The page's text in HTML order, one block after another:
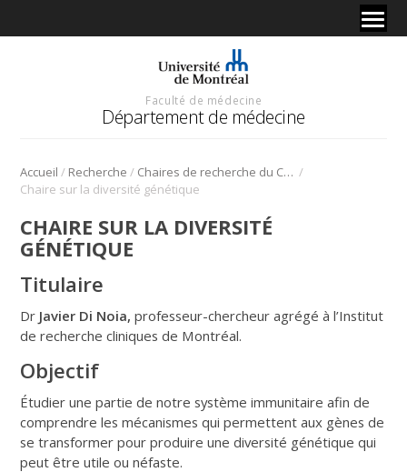
Faculté de médecine
Département de médecine
Accueil / Recherche / Chaires de recherche du Canada /
Chaire sur la diversité génétique
CHAIRE SUR LA DIVERSITÉ
GÉNÉTIQUE
Titulaire
Dr Javier Di Noia,professeur-chercheur agrégé à l’Institut
de recherche cliniques de Montréal.
Objectif
Étudier une partie de notre système immunitaire afin de
comprendre les mécanismes qui permettent aux gènes de
se transformer pour produire une diversité génétique qui
peut être utile ou néfaste.